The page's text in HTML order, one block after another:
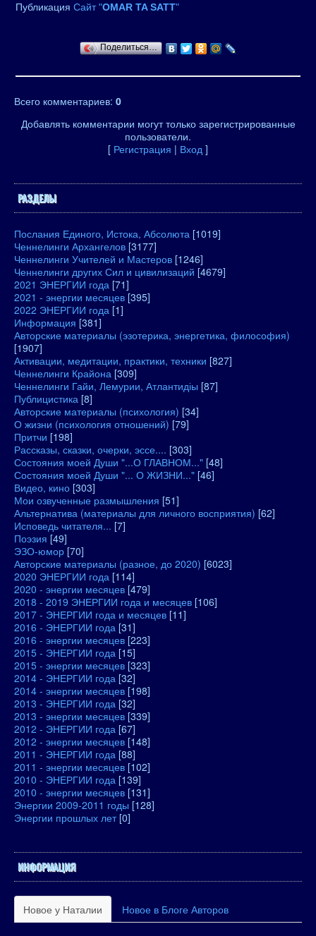
Публикация Сайт "OMAR TA SATT"
Поделиться…
Всего комментариев: 0
Добавлять комментарии могут только зарегистрированные
пользователи.
[ Регистрация | Вход ]
РАЗДЕЛЫ
Послания Единого, Истока, Абсолюта [1019]
Ченнелинги Архангелов [3177]
Ченнелинги Учителей и Мастеров [1246]
Ченнелинги других Сил и цивилизаций [4679]
2021 ЭНЕРГИИ года [71]
2021 - энергии месяцев [395]
2022 ЭНЕРГИИ года [1]
Информация [381]
Авторские материалы (эзотерика, энергетика, философия)
[1907]
Активации, медитации, практики, техники [827]
Ченнелинги Крайона [309]
Ченнелинги Гайи, Лемурии, Атлантидіы [87]
Публицистика [8]
Авторские материалы (психология) [34]
О жизни (психология отношений) [79]
Притчи [198]
Рассказы, сказки, очерки, эссе.... [303]
Состояния моей Души "...О ГЛАВНОМ..." [48]
Состояния моей Души "... О ЖИЗНИ..." [46]
Видео, кино [303]
Мои озвученные размышления [51]
Альтернатива (материалы для личного восприятия) [62]
Исповедь читателя... [7]
Поэзия [49]
ЭЗО-юмор [70]
Авторские материалы (разное, до 2020) [6023]
2020 ЭНЕРГИИ года [114]
2020 - энергии месяцев [479]
2018 - 2019 ЭНЕРГИИ года и месяцев [106]
2017 - ЭНЕРГИИ года и месяцев [11]
2016 - ЭНЕРГИИ года [31]
2016 - энергии месяцев [223]
2015 - ЭНЕРГИИ года [15]
2015 - энергии месяцев [323]
2014 - ЭНЕРГИИ года [32]
2014 - энергии месяцев [198]
2013 - ЭНЕРГИИ года [32]
2013 - энергии месяцев [339]
2012 - ЭНЕРГИИ года [67]
2012 - энергии месяцев [148]
2011 - ЭНЕРГИИ года [88]
2011 - энергии месяцев [102]
2010 - ЭНЕРГИИ года [139]
2010 - энергии месяцев [131]
Энергии 2009-2011 годы [128]
Энергии прошлых лет [0]
ИНФОРМАЦИЯ
Новое у Наталии Новое в Блоге Авторов